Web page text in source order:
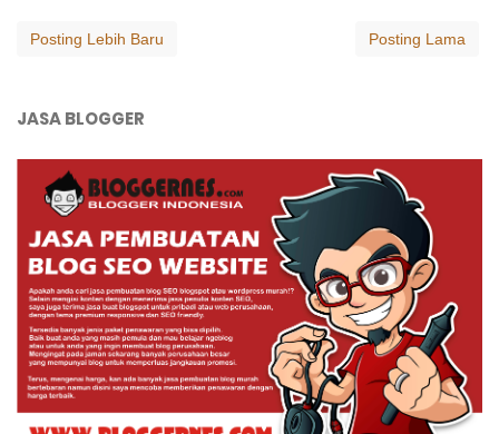
Posting Lebih Baru Posting Lama
JASA BLOGGER